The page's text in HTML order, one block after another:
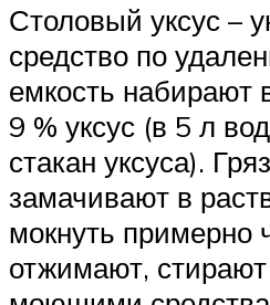
Столовый уксус –
средство по
емкость набирают
9 % уксус (в 5 л
стакан уксуса).
замачивают в
мокнуть примерно
отжимают,